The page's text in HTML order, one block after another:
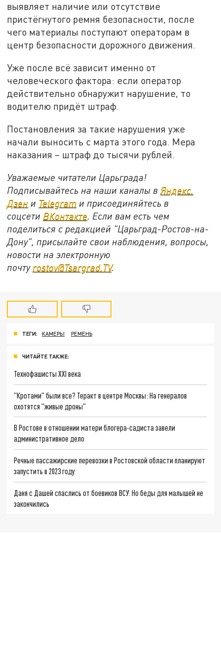
выявляет наличие или отсутствие
пристёгнутого ремня безопасности, после
чего материалы поступают операторам в
центр безопасности дорожного движения.
Уже после всё зависит именно от
человеческого фактора: если оператор
действительно обнаружит нарушение, то
водителю придёт штраф.
Постановления за такие нарушения уже
начали выносить с марта этого года. Мера
наказания – штраф до тысячи рублей.
Уважаемые читатели Царьграда!
Подписывайтесь на наши каналы в Яндекс.
Дзен и Telegram и присоединяйтесь в
соцсети ВКонтакте . Если вам есть чем
поделиться с редакцией "Царьград-Ростов-на-
Дону", присылайте свои наблюдения, вопросы,
новости на электронную
почту rostov@Tsargrad.ТV.
ТЕГИ: КАМЕРЫ РЕМЕНЬ
ЧИТАЙТЕ ТАКЖЕ:
Технофашисты XXI века
"Кротами" были все? Теракт в центре Москвы: На генералов
охотятся "живые дроны"
В Ростове в отношении матери блогера-садиста завели
административное дело
Речные пассажирские перевозки в Ростовской области планируют
запустить в 2023 году
Даня с Дашей спаслись от боевиков ВСУ. Но беды для малышей не
закончились